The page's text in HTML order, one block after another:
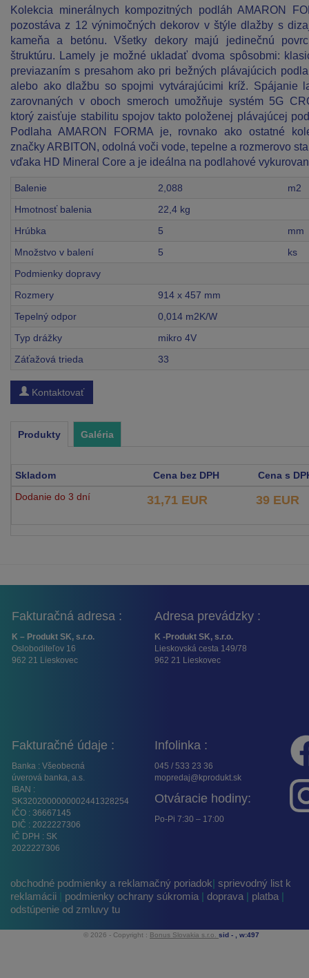
Kolekcia minerálnych kompozitných podláh AMARON
pozostáva z 12 výnimočných dekorov v štýle dlažby s
kameňa a betónu. Všetky dekory majú jedinečnú
štruktúru. Lamely je možné ukladať dvoma spôsobmi:
previazaním s presahom ako pri bežných plávajúcich
alebo ako dlažbu so spojmi vytvárajúcimi kríž. Spájanie
zarovnaných v oboch smeroch umožňuje systém 5G
ktorý zaisťuje stabilitu spojov takto položenej plávajúcej
Podlaha AMARON FORMA je, rovnako ako ostatné
značky ARBITON, odolná voči vode, tepelne a rozmerovo
vďaka HD Mineral Core a je ideálna na podlahové
Balenie 2,088
m2
Hmotnosť balenia
22,4 kg
Hrúbka
5
mm
Množstvo v balení
5
ks
Podmienky dopravy
Rozmery
914 x 457 mm
Tepelný odpor
0,014 m2K/W
Typ drážky
mikro 4V
Záťažová trieda
33
Kontaktovať
Produkty Galéria
Skladom Cena bez DPH
Cena s
Dodanie do 3 dní
31,71 EUR 39 EUR
Fakturačná adresa :
K – Produkt SK, s.r.o.
Osloboditeľov 16
962 21 Lieskovec
Adresa prevádzky :
K -Produkt SK, s.r.o.
Lieskovská cesta 149/78
962 21 Lieskovec
Fakturačné údaje :
Banka : Všeobecná
úverová banka, a.s.
IBAN :
SK3202000000002441328254
IČO : 36667145
DIČ : 2022227306
IČ DPH : SK
2022227306
Infolinka :
045 / 533 23 36
mopredaj@kprodukt.sk
Otváracie hodiny:
Po-Pi 7:30 – 17:00
obchodné podmienky a reklamačný poriadok| sprievodný list k
reklamácii
podmienky ochrany súkromia | doprava | platba |
odstúpenie od zmluvy tu
© 2026 - Copyright : Bonus Slovakia s.r.o. sid - , w:497